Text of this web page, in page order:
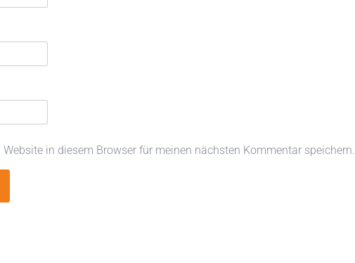
Website in diesem Browser für meinen nächsten Kommentar speichern.